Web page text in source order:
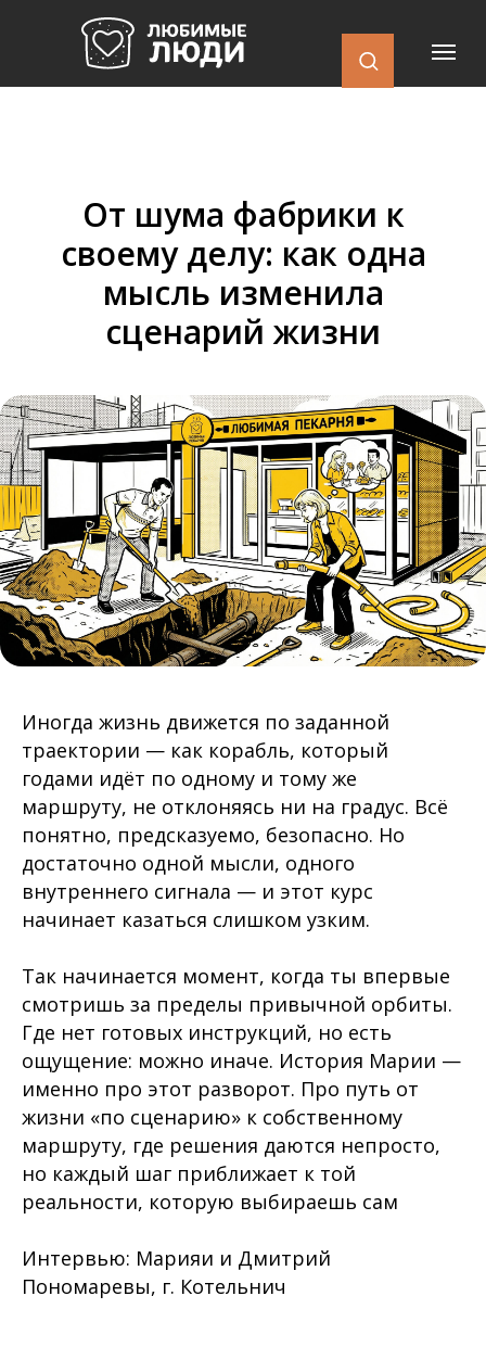
От шума фабрики к
своему делу: как одна
мысль изменила
сценарий жизни
Иногда жизнь движется по заданной
траектории — как корабль, который
годами идёт по одному и тому же
маршруту, не отклоняясь ни на градус. Всё
понятно, предсказуемо, безопасно. Но
достаточно одной мысли, одного
внутреннего сигнала — и этот курс
начинает казаться слишком узким.
Так начинается момент, когда ты впервые
смотришь за пределы привычной орбиты.
Где нет готовых инструкций, но есть
ощущение: можно иначе. История Марии —
именно про этот разворот. Про путь от
жизни «по сценарию» к собственному
маршруту, где решения даются непросто,
но каждый шаг приближает к той
реальности, которую выбираешь сам
Интервью: Марияи и Дмитрий
Пономаревы, г. Котельнич